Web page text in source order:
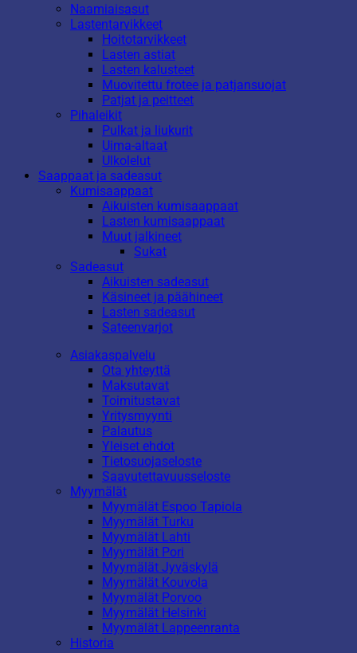
Naamiaisasut
Lastentarvikkeet
Hoitotarvikkeet
Lasten astiat
Lasten kalusteet
Muovitettu frotee ja patjansuojat
Patjat ja peitteet
Pihaleikit
Pulkat ja liukurit
Uima-altaat
Ulkolelut
Saappaat ja sadeasut
Kumisaappaat
Aikuisten kumisaappaat
Lasten kumisaappaat
Muut jalkineet
Sukat
Sadeasut
Aikuisten sadeasut
Käsineet ja päähineet
Lasten sadeasut
Sateenvarjot
Asiakaspalvelu
Ota yhteyttä
Maksutavat
Toimitustavat
Yritysmyynti
Palautus
Yleiset ehdot
Tietosuojaseloste
Saavutettavuusseloste
Myymälät
Myymälät Espoo Tapiola
Myymälät Turku
Myymälät Lahti
Myymälät Pori
Myymälät Jyväskylä
Myymälät Kouvola
Myymälät Porvoo
Myymälät Helsinki
Myymälät Lappeenranta
Historia